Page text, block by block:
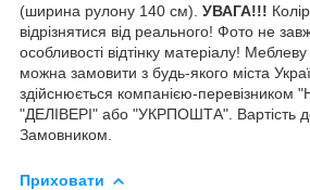
(ширина рулону 140 см). УВАГА!!!
відрізнятися від реального! Фото не
особливості відтінку матеріалу!
можна замовити з будь-якого міста
здійснюється компанією-
"ДЕЛІВЕРІ" або "УКРПОШТА". Вартість
Замовником.
Приховати